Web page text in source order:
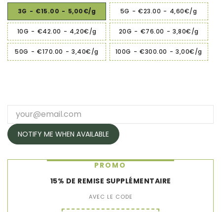
3G - €15.00 - 5,00€/g 5G - €23.00 - 4,60€/g
10G - €42.00 - 4,20€/g 20G - €76.00 - 3,80€/g
50G - €170.00 - 3,40€/g 100G - €300.00 - 3,00€/g
NOTIFY ME WHEN AVAILABLE
PROMO
15% DE REMISE SUPPLÉMENTAIRE
AVEC LE CODE